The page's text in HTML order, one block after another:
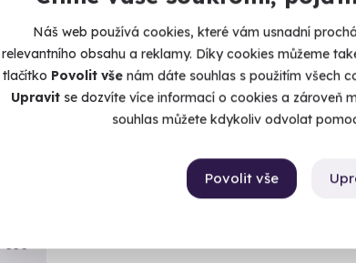
Náš web používá cookies, které vám usnadní
relevantního obsahu a reklamy. Díky cookies můžeme
tlačítko Povolit vše nám dáte souhlas s použitím všech
Upravitse dozvíte více informací o cookies a zároveň
souhlas můžete kdykoliv odvolat
Povolit vše
4
196
31
353